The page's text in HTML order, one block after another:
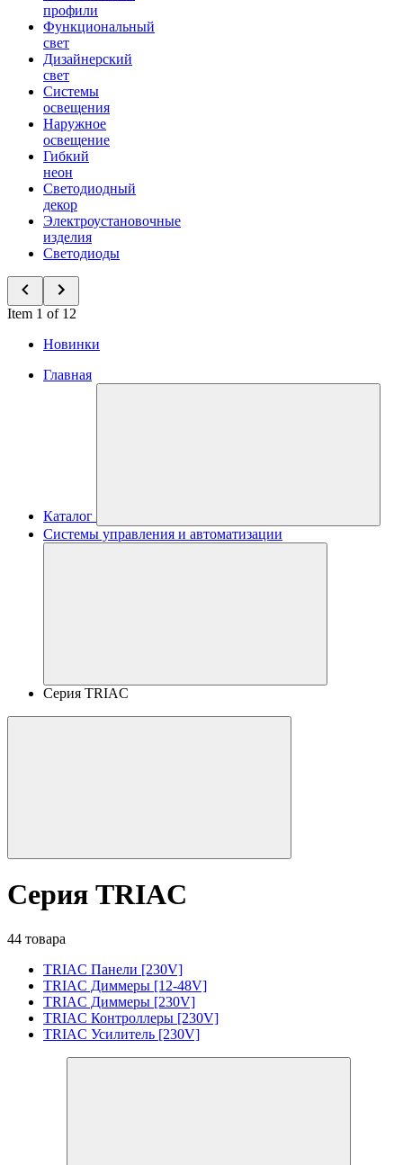
профили
Функциональный
свет
Дизайнерский
свет
Системы
освещения
Наружное
освещение
Гибкий
неон
Светодиодный
декор
Электроустановочные
изделия
Светодиоды
Item 1 of 12
Новинки
Главная
Каталог
Системы управления и автоматизации
Серия TRIAC
Серия TRIAC
44 товара
TRIAC Панели [230V]
TRIAC Диммеры [12-48V]
TRIAC Диммеры [230V]
TRIAC Контроллеры [230V]
TRIAC Усилитель [230V]